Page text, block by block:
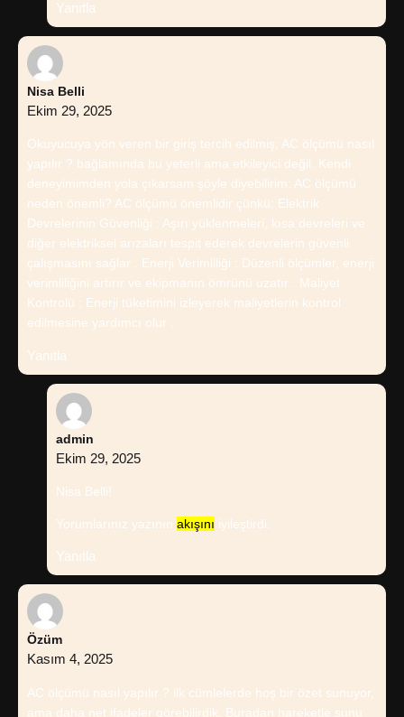
Yanıtla
Nisa Belli
Ekim 29, 2025
Okuyucuya yön veren bir giriş tercih edilmiş; AC ölçümü nasıl
yapılır ? bağlamında bu yeterli ama etkileyici değil. Kendi
deneyimimden yola çıkarsam şöyle diyebilirim: AC ölçümü
neden önemli? AC ölçümü önemlidir çünkü: Elektrik
Devrelerinin Güvenliği : Aşırı yüklenmeleri, kısa devreleri ve
diğer elektriksel arızaları tespit ederek devrelerin güvenli
çalışmasını sağlar . Enerji Verimliliği : Düzenli ölçümler, enerji
verimliliğini artırır ve ekipmanın ömrünü uzatır . Maliyet
Kontrolü : Enerji tüketimini izleyerek maliyetlerin kontrol
edilmesine yardımcı olur .
Yanıtla
admin
Ekim 29, 2025
Nisa Belli!
Yorumlarınız yazının akışını iyileştirdi.
Yanıtla
Özüm
Kasım 4, 2025
AC ölçümü nasıl yapılır ? ilk cümlelerde hoş bir özet sunuyor,
ama daha net ifadeler görebilirdik. Buradan hareketle şunu